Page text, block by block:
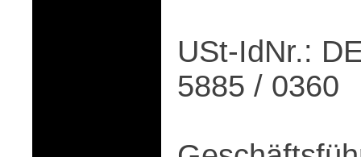
USt-IdNr.:
5885 / 0360